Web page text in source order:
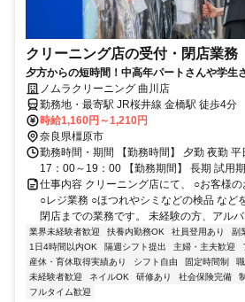
クリーニング店の受付・閉店業務
夕方からの短時間！中高年パートさんや学生
グ店での受付業務
ノムラクリーニング 曲川店
勤務地・最寄駅 JR桜井線 金橋駅 徒歩4分
時給1,160円～1,210円
奈良県橿原市
勤務時間・期間 【勤務時間】 夕勤 夜勤
17：00～19：00 【勤務期間】 長期 試用
仕事内容 クリーニング店にて、 ○お客様
○レジ業務 ○ほつれやシミなどの検品 など
閉店までの業務です。 未経験の方、アルバ
業界未経験者歓迎 扶養内勤務OK 社員登用あり
副
1日4時間以内OK
隔週シフト提出 主婦・主夫歓迎
産休・育休取得実績あり
シフト自由 固定時間制
未経験者歓迎
ネイルOK 研修あり 社会保険完備
フルタイム歓迎